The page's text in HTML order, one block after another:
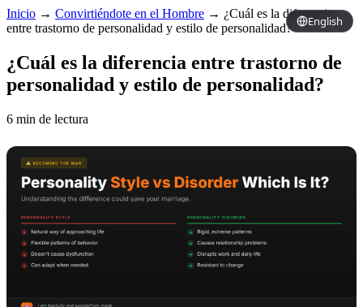
English
Inicio → Convirtiéndote en el Hombre → ¿Cuál es la diferencia
entre trastorno de personalidad y estilo de personalidad?
¿Cuál es la diferencia entre trastorno de
personalidad y estilo de personalidad?
6 min de lectura